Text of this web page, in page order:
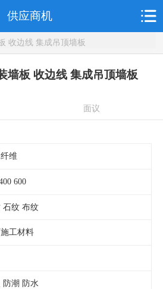
供应商机
收边线 集成吊顶墙板
墙板 收边线 集成吊顶墙板
面议
维
600
石纹 布纹
工材料
防潮 防水